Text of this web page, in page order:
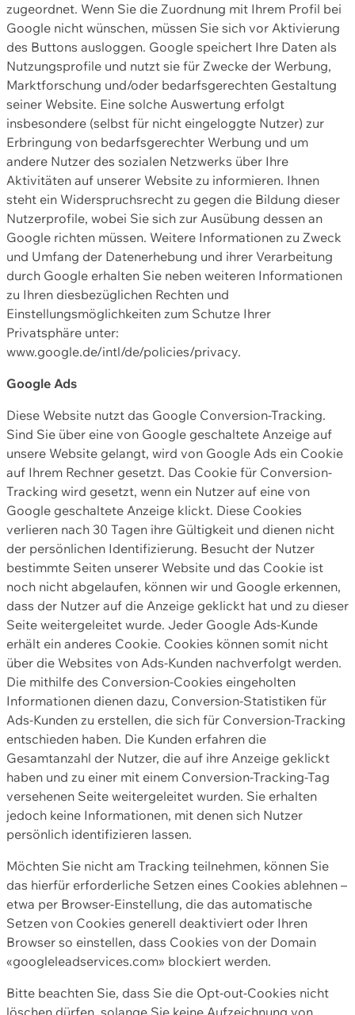
zugeordnet. Wenn Sie die Zuordnung mit Ihrem Profil bei
Google nicht wünschen, müssen Sie sich vor Aktivierung
des Buttons ausloggen. Google speichert Ihre Daten als
Nutzungsprofile und nutzt sie für Zwecke der Werbung,
Marktforschung und/oder bedarfsgerechten Gestaltung
seiner Website. Eine solche Auswertung erfolgt
insbesondere (selbst für nicht eingeloggte Nutzer) zur
Erbringung von bedarfsgerechter Werbung und um
andere Nutzer des sozialen Netzwerks über Ihre
Aktivitäten auf unserer Website zu informieren. Ihnen
steht ein Widerspruchsrecht zu gegen die Bildung dieser
Nutzerprofile, wobei Sie sich zur Ausübung dessen an
Google richten müssen. Weitere Informationen zu Zweck
und Umfang der Datenerhebung und ihrer Verarbeitung
durch Google erhalten Sie neben weiteren Informationen
zu Ihren diesbezüglichen Rechten und
Einstellungsmöglichkeiten zum Schutze Ihrer
Privatsphäre unter:
www.google.de/intl/de/policies/privacy.
Google Ads
Diese Website nutzt das Google Conversion-Tracking.
Sind Sie über eine von Google geschaltete Anzeige auf
unsere Website gelangt, wird von Google Ads ein Cookie
auf Ihrem Rechner gesetzt. Das Cookie für Conversion-
Tracking wird gesetzt, wenn ein Nutzer auf eine von
Google geschaltete Anzeige klickt. Diese Cookies
verlieren nach 30 Tagen ihre Gültigkeit und dienen nicht
der persönlichen Identifizierung. Besucht der Nutzer
bestimmte Seiten unserer Website und das Cookie ist
noch nicht abgelaufen, können wir und Google erkennen,
dass der Nutzer auf die Anzeige geklickt hat und zu dieser
Seite weitergeleitet wurde. Jeder Google Ads-Kunde
erhält ein anderes Cookie. Cookies können somit nicht
über die Websites von Ads-Kunden nachverfolgt werden.
Die mithilfe des Conversion-Cookies eingeholten
Informationen dienen dazu, Conversion-Statistiken für
Ads-Kunden zu erstellen, die sich für Conversion-Tracking
entschieden haben. Die Kunden erfahren die
Gesamtanzahl der Nutzer, die auf ihre Anzeige geklickt
haben und zu einer mit einem Conversion-Tracking-Tag
versehenen Seite weitergeleitet wurden. Sie erhalten
jedoch keine Informationen, mit denen sich Nutzer
persönlich identifizieren lassen.
Möchten Sie nicht am Tracking teilnehmen, können Sie
das hierfür erforderliche Setzen eines Cookies ablehnen –
etwa per Browser-Einstellung, die das automatische
Setzen von Cookies generell deaktiviert oder Ihren
Browser so einstellen, dass Cookies von der Domain
«googleleadservices.com» blockiert werden.
Bitte beachten Sie, dass Sie die Opt-out-Cookies nicht